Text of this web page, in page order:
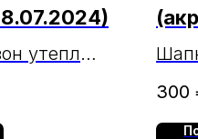
утепл
МАРКА
300